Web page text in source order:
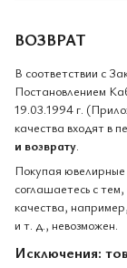
ВОЗВРАТ
В соответствии с
Постановлением
19.03.1994 г.
качества входят в
и возврату
Покупая ювелирные
соглашаетесь с
качества,
и т. д., невозможен.
Исключения: